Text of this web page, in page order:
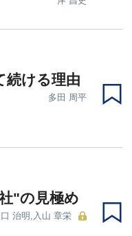
続ける理由
多田 周平
"の見極め
治明,入山 章栄